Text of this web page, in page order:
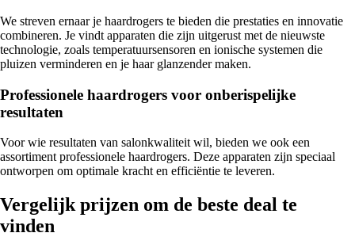
We streven ernaar je haardrogers te bieden die prestaties en innovatie
combineren. Je vindt apparaten die zijn uitgerust met de nieuwste
technologie, zoals temperatuursensoren en ionische systemen die
pluizen verminderen en je haar glanzender maken.
Professionele haardrogers voor onberispelijke
resultaten
Voor wie resultaten van salonkwaliteit wil, bieden we ook een
assortiment professionele haardrogers. Deze apparaten zijn speciaal
ontworpen om optimale kracht en efficiëntie te leveren.
Vergelijk prijzen om de beste deal te
vinden